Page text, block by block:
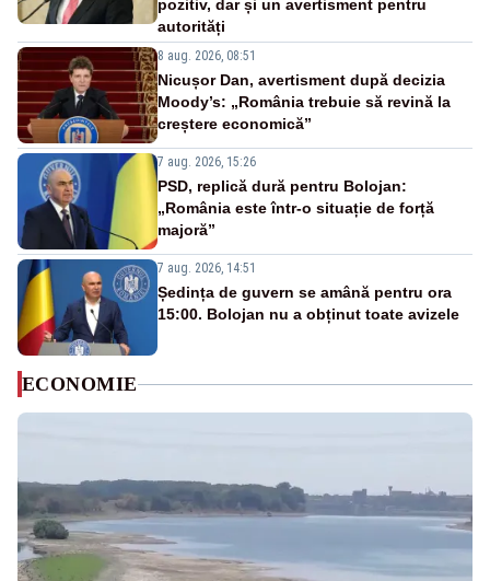
pozitiv, dar și un avertisment pentru
autorități
8 aug. 2026, 08:51
Nicușor Dan, avertisment după decizia
Moody’s: „România trebuie să revină la
creștere economică”
7 aug. 2026, 15:26
PSD, replică dură pentru Bolojan:
„România este într-o situație de forță
majoră”
7 aug. 2026, 14:51
Ședința de guvern se amână pentru ora
15:00. Bolojan nu a obținut toate avizele
ECONOMIE